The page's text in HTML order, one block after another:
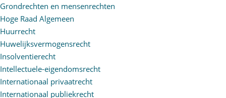
Grondrechten en mensenrechten
Hoge Raad Algemeen
Huurrecht
Huwelijksvermogensrecht
Insolventierecht
Intellectuele-eigendomsrecht
Internationaal privaatrecht
Internationaal publiekrecht